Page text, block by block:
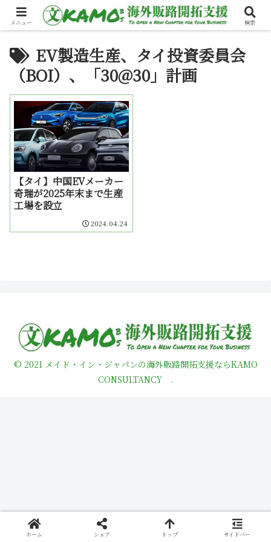
EV製造生産、タイ投資委員会
（BOI）、「30@30」計画
【タイ】中国EVメーカー
奇瑞が2025年末まで生産
工場を設立
2024.04.24
© 2021 メイド・イン・ジャパンの海外販路開拓支援ならKAMO
CONSULTANCY .
メニュー 検索
ホーム シェア トップ サイドバー